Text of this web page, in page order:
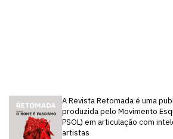
A Revista Retomada é uma
produzida pelo Movimento
PSOL) em articulação com
artistas